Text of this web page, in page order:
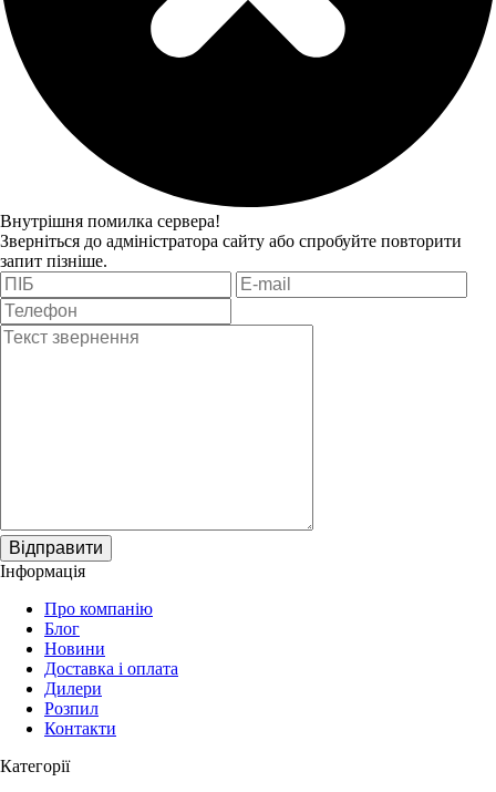
Внутрішня помилка сервера!
Зверніться до адміністратора сайту або спробуйте повторити
запит пізніше.
Відправити
Інформація
Про компанію
Блог
Новини
Доставка і оплата
Дилери
Розпил
Контакти
Категорії